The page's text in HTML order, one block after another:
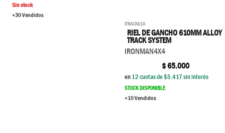
Sin stock
+30 Vendidos
ITRACK610
RIEL DE GANCHO 610MM ALLOY
TRACK SYSTEM
IRONMAN4X4
$65.000
en12cuotas de $5.417sin interés
STOCK DISPONIBLE
+10 Vendidos